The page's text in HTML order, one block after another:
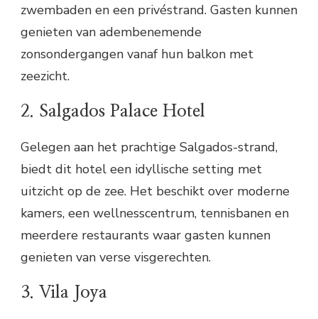
zwembaden en een privéstrand. Gasten kunnen
genieten van adembenemende
zonsondergangen vanaf hun balkon met
zeezicht.
2. Salgados Palace Hotel
Gelegen aan het prachtige Salgados-strand,
biedt dit hotel een idyllische setting met
uitzicht op de zee. Het beschikt over moderne
kamers, een wellnesscentrum, tennisbanen en
meerdere restaurants waar gasten kunnen
genieten van verse visgerechten.
3. Vila Joya